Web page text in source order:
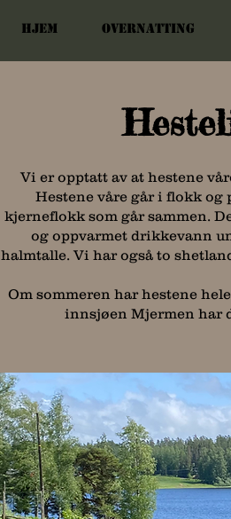
Hjem Overnatting
Vi er opptatt av at hestene
Hestene våre går i flokk og
kjerneflokk som går sammen.
og oppvarmet drikkevann
halmtalle. Vi har også to
Om sommeren har hestene
innsjøen Mjermen har